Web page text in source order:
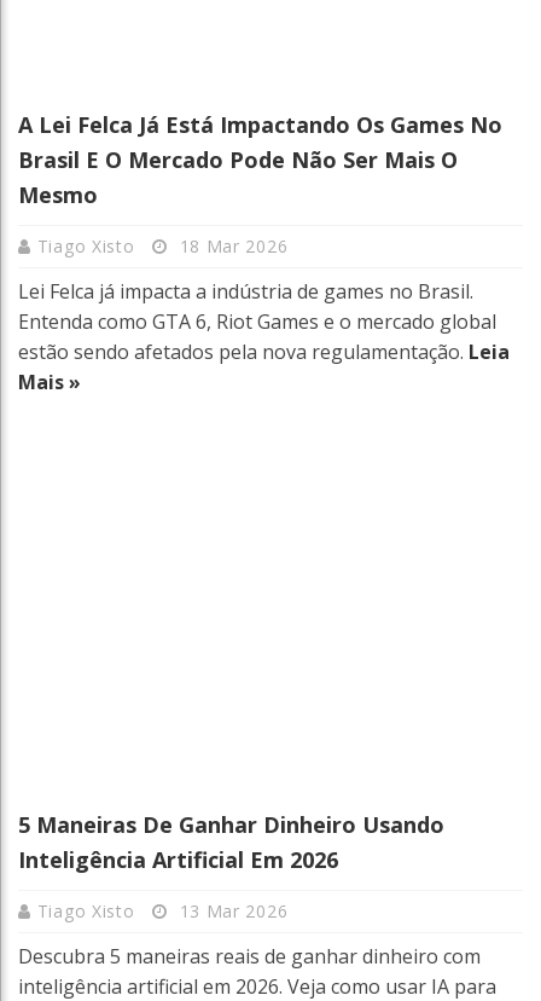
A Lei Felca Já Está Impactando Os Games No
Brasil E O Mercado Pode Não Ser Mais O
Mesmo
Tiago Xisto 18 Mar 2026
Lei Felca já impacta a indústria de games no Brasil.
Entenda como GTA 6, Riot Games e o mercado global
estão sendo afetados pela nova regulamentação. Leia
Mais »
5 Maneiras De Ganhar Dinheiro Usando
Inteligência Artificial Em 2026
Tiago Xisto 13 Mar 2026
Descubra 5 maneiras reais de ganhar dinheiro com
inteligência artificial em 2026. Veja como usar IA para